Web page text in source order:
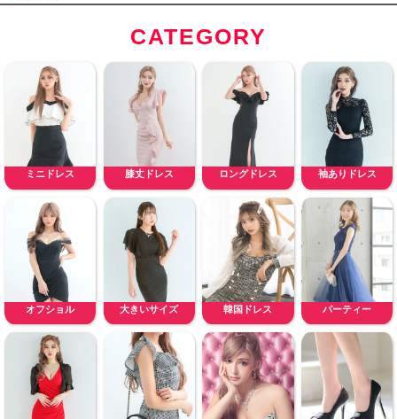
CATEGORY
ミニドレス 膝丈ドレス ロングドレス 袖ありドレス
オフショル 大きいサイズ 韓国ドレス パーティー